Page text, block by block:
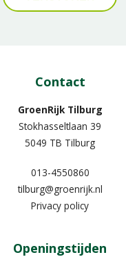
Contact
GroenRijk Tilburg
Stokhasseltlaan 39
5049 TB Tilburg
013-4550860
tilburg@groenrijk.nl
Privacy policy
Openingstijden